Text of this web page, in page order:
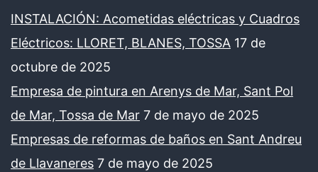
INSTALACIÓN: Acometidas eléctricas y Cuadros
Eléctricos: LLORET, BLANES, TOSSA 17 de
octubre de 2025
Empresa de pintura en Arenys de Mar, Sant Pol
de Mar, Tossa de Mar 7 de mayo de 2025
Empresas de reformas de baños en Sant Andreu
de Llavaneres 7 de mayo de 2025